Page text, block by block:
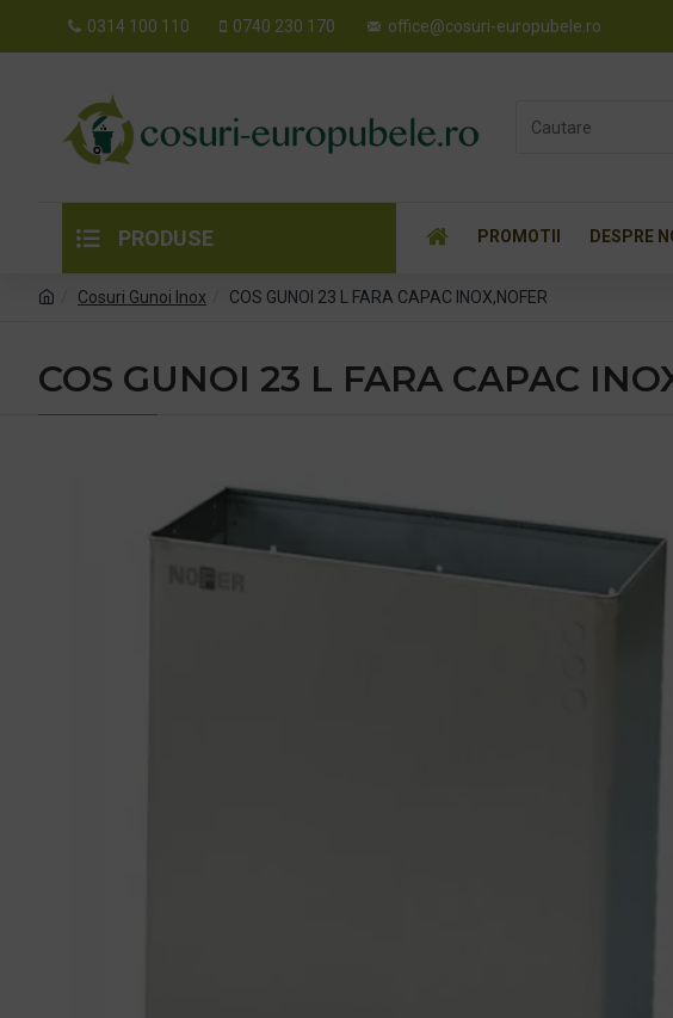
0314 100 110 0740 230 170 office@cosuri-europubele.ro
PRODUSE PROMOTII DESPRE
Cosuri Gunoi Inox COS GUNOI 23 L FARA CAPAC INOX,NOFER
COS GUNOI 23 L FARA CAPAC